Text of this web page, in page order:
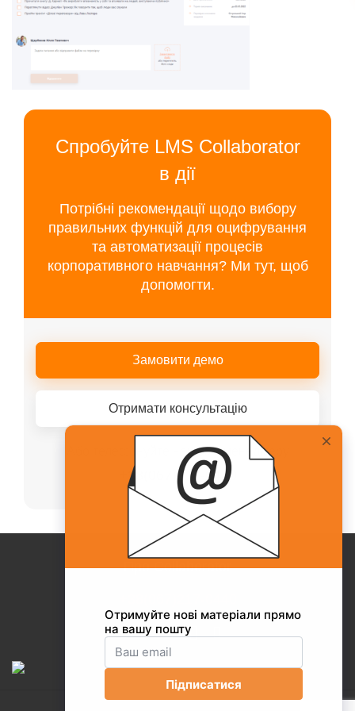
Спробуйте LMS Collaborator
в дії
Потрібні рекомендації щодо вибору
правильних функцій для оцифрування
та автоматизації процесів
корпоративного навчання? Ми тут, щоб
допомогти.
Замовити демо
Отримати консультацію
Або телефонуйте нашому менеджеру
+38(067)217-0440
Про Collaborator